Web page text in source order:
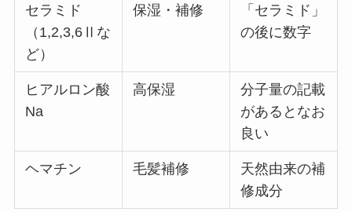
セラミド
（1,2,3,6Ⅱな
ど）
保湿・補修
「セラミド」
の後に数字
ヒアルロン酸
Na
高保湿
分子量の記載
があるとなお
良い
ヘマチン 毛髪補修
天然由来の補
修成分